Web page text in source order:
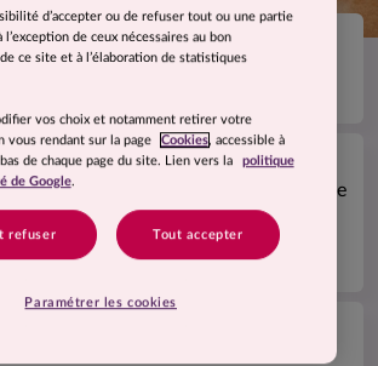
de terre et ciboulette
de terre, poudre de
écrémé, fécule
naturels, épices et plantes
ciboulette (0,3%).
d’accepter ou de refuser tout ou une partie
l’exception de ceux nécessaires au bon
ce site et à l’élaboration de statistiques
vos choix et notamment retirer votre
vous rendant sur la page
Cookies, accessible à
de chaque page du site. Lien vers la
politique
de Google.
refuser Tout accepter
Paramétrer les cookies